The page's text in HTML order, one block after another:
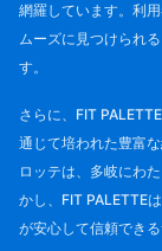
網羅しています。利
ムーズに見つけられ
す。
さらに、FIT
通じて培われた豊富
ロッテは、多岐にわ
かし、FIT PALETTE
が安心して信頼でき